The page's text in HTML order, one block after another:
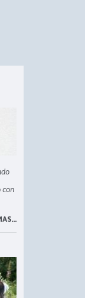
con